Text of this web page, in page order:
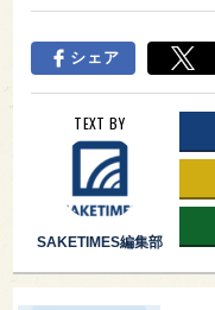
シェア
TEXT BY
SAKETIMES編集部